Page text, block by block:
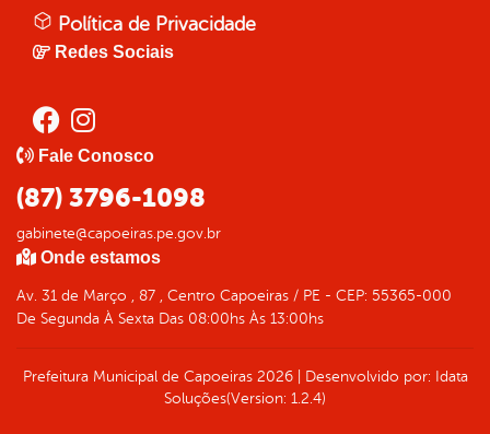
Política de Privacidade
Redes Sociais
Fale Conosco
(87) 3796-1098
gabinete@capoeiras.pe.gov.br
Onde estamos
Av. 31 de Março , 87 , Centro Capoeiras / PE - CEP: 55365-000
De Segunda À Sexta Das 08:00hs Às 13:00hs
Prefeitura Municipal de Capoeiras2026| Desenvolvido por: Idata
Soluções(Version: 1.2.4)